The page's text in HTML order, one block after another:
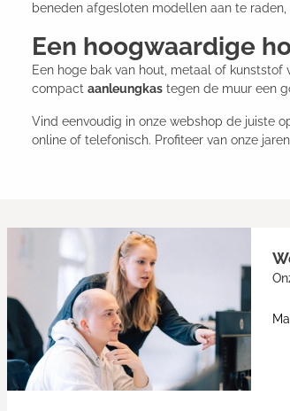
beneden afgesloten modellen aan te
Een hoogwaardige
Een hoge bak van hout, metaal of
compact aanleungkas tegen de muur een
Vind eenvoudig in onze webshop de juiste
online of telefonisch. Profiteer van onze